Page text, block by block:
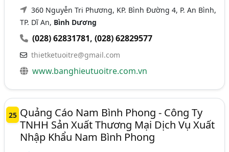
360 Nguyễn Tri Phương, KP. Bình Đường 4, P. An Bình,
TP. Dĩ An, Bình Dương
(028) 62831781,(028) 62829577
thietketuoitre@gmail.com
www.banghieutuoitre.com.vn
25 Quảng Cáo Nam Bình Phong - Công Ty
TNHH Sản Xuất Thương Mại Dịch Vụ Xuất
Nhập Khẩu Nam Bình Phong